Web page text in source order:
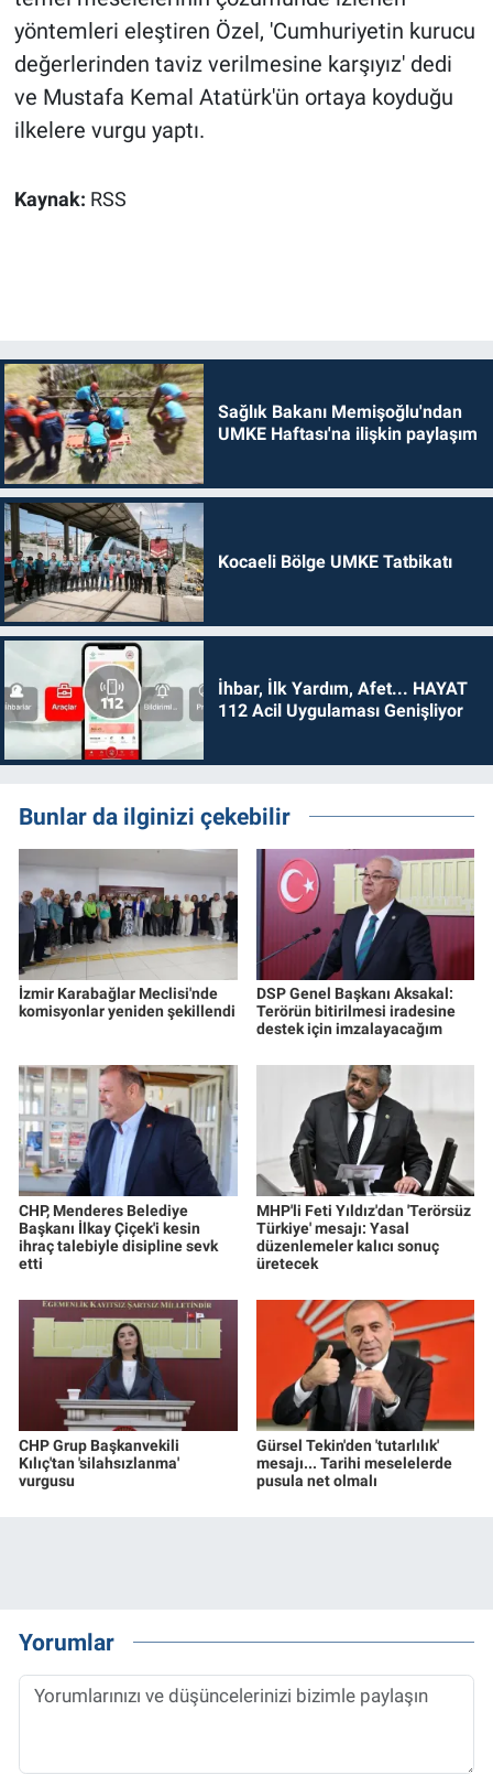
yöntemleri eleştiren Özel, 'Cumhuriyetin kurucu
değerlerinden taviz verilmesine karşıyız' dedi
ve Mustafa Kemal Atatürk'ün ortaya koyduğu
ilkelere vurgu yaptı.
Kaynak: RSS
Sağlık Bakanı Memişoğlu'ndan
UMKE Haftası'na ilişkin paylaşım
Kocaeli Bölge UMKE Tatbikatı
İhbar, İlk Yardım, Afet... HAYAT
112 Acil Uygulaması Genişliyor
Bunlar da ilginizi çekebilir
İzmir Karabağlar Meclisi'nde
komisyonlar yeniden şekillendi
DSP Genel Başkanı Aksakal:
Terörün bitirilmesi iradesine
destek için imzalayacağım
CHP, Menderes Belediye
Başkanı İlkay Çiçek'i kesin
ihraç talebiyle disipline sevk
etti
MHP'li Feti Yıldız'dan 'Terörsüz
Türkiye' mesajı: Yasal
düzenlemeler kalıcı sonuç
üretecek
CHP Grup Başkanvekili
Kılıç'tan 'silahsızlanma'
vurgusu
Gürsel Tekin'den 'tutarlılık'
mesajı... Tarihi meselelerde
pusula net olmalı
Yorumlar